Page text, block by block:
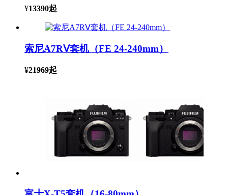
¥13390起
索尼A7RⅤ套机（FE 24-240mm）
¥21969起